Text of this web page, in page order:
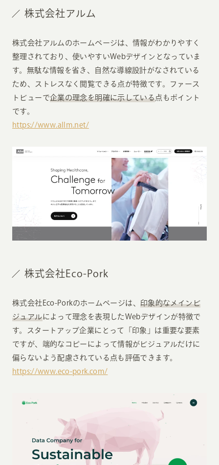
株式会社アルム
株式会社アルムのホームページは、情報がわかりやすく
整理されており、使いやすいWebデザインとなっていま
す。無駄な情報を省き、自然な導線設計がなされている
ため、ストレスなく閲覧できる点が特徴です。ファース
トビューで企業の理念を明確に示している点もポイント
です。
https://www.allm.net/
株式会社Eco-Pork
株式会社Eco-Porkのホームページは、 印象的なメインビ
ジュアルによって理念を表現したWebデザインが特徴で
す。スタートアップ企業にとって「印象」は重要な要素
ですが、端的なコピーによって情報がビジュアルだけに
偏らないよう配慮されている点も評価できます。
https://www.eco-pork.com/